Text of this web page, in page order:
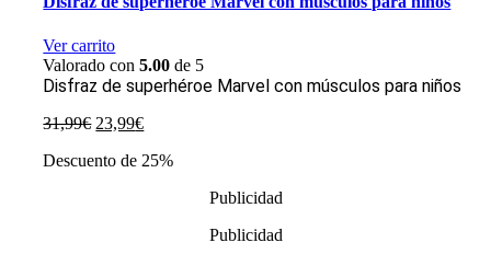
Ver carrito
Valorado con5.00 de 5
Disfraz de superhéroe Marvel con músculos para niños
31,99€ El
original
23,99€El
actual
Descuento de 25%
Publicidad
Publicidad